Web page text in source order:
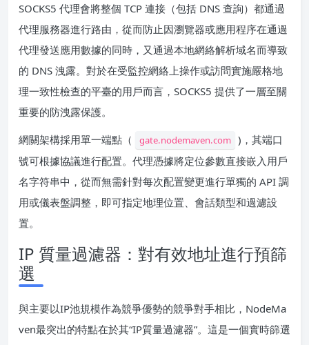
SOCKS5 代理會將整個 TCP 連接（包括 DNS 查詢）都通過
代理服務器進行路由，從而防止因瀏覽器或應用程序在通過
代理發送應用數據的同時，又通過本地網絡解析域名而導致
的 DNS 洩露。對於在受監控網絡上操作或訪問實施嚴格地
理一致性檢查的平臺的用戶而言，SOCKS5 提供了一層至關
重要的防洩露保護。
網關架構採用單一端點（
gate.nodemaven.com )，其端口
號可根據協議進行配置。代理憑據將定位參數直接嵌入用戶
名字符串中，從而無需針對每次配置變更進行單獨的 API 調
用或儀表盤調整，即可指定地理位置、會話類型和過濾設
置。
IP 質量過濾器：對有效地址進行預篩
選
與主要以IP池規模作為競爭優勢的競爭對手相比，NodeMa
ven最突出的特點在於其“IP質量過濾器”。這是一個實時篩選